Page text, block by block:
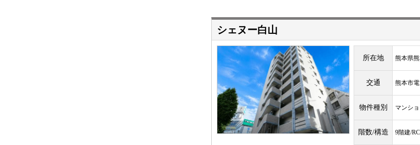
シェヌー白山
所在地 熊本県
交通 熊本市
物件種別 マンシ
階数/構造 9階建/